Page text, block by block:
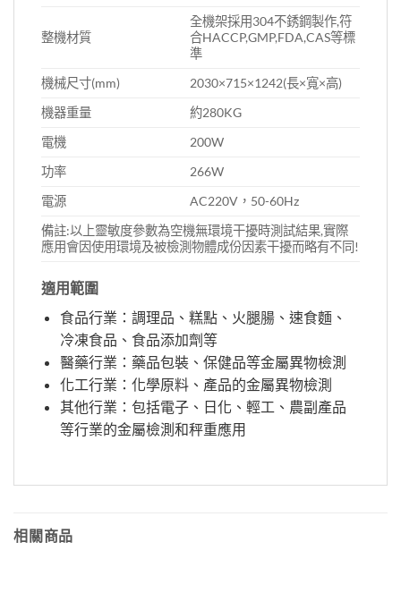
整機材質
全機架採用304不銹鋼製作,符
合HACCP,GMP,FDA,CAS等標
準
機械尺寸(mm)
2030×715×1242(長×寬×高)
機器重量
約280KG
電機
200W
功率
266W
電源
AC220V，50-60Hz
備註:以上靈敏度參數為空機無環境干擾時測試結果,實際
應用會因使用環境及被檢測物體成份因素干擾而略有不同!
適用範圍
食品行業：調理品、糕點、火腿腸、速食麵、
冷凍食品、食品添加劑等
醫藥行業：藥品包裝、保健品等金屬異物檢測
化工行業：化學原料、產品的金屬異物檢測
其他行業：包括電子、日化、輕工、農副產品
等行業的金屬檢測和秤重應用
相關商品